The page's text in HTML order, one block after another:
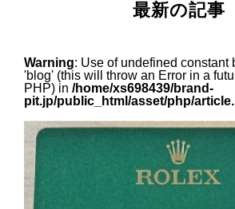
最新の記事
Warning: Use of undefined constant
'blog' (this will throw an Error in a
PHP) in /home/xs698439/brand-
pit.jp/public_html/asset/php/